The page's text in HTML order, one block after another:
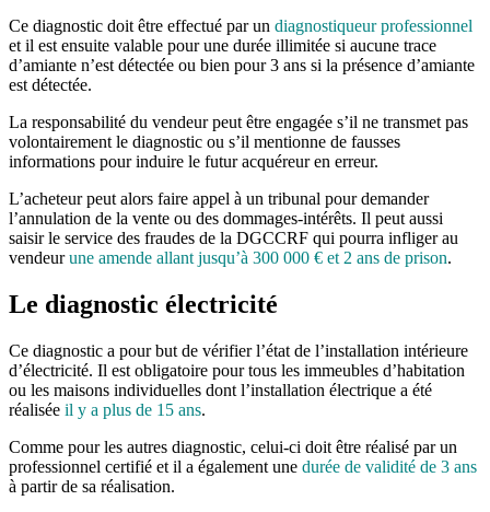
Ce diagnostic doit être effectué par un diagnostiqueur professionnel
et il est ensuite valable pour une durée illimitée si aucune trace
d’amiante n’est détectée ou bien pour 3 ans si la présence d’amiante
est détectée.
La responsabilité du vendeur peut être engagée s’il ne transmet pas
volontairement le diagnostic ou s’il mentionne de fausses
informations pour induire le futur acquéreur en erreur.
L’acheteur peut alors faire appel à un tribunal pour demander
l’annulation de la vente ou des dommages-intérêts. Il peut aussi
saisir le service des fraudes de la DGCCRF qui pourra infliger au
vendeurune amende allant jusqu’à 300 000 € et 2 ans de prison.
Le diagnostic électricité
Ce diagnostic a pour but de vérifier l’état de l’installation intérieure
d’électricité. Il est obligatoire pour tous les immeubles d’habitation
ou les maisons individuelles dont l’installation électrique a été
réalisée il y a plus de 15 ans.
Comme pour les autres diagnostic, celui-ci doit être réalisé par un
professionnel certifié et il a également une durée de validité de 3 ans
à partir de sa réalisation.